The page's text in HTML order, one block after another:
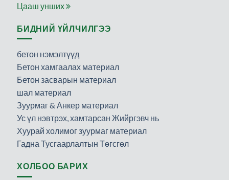
Цааш унших
БИДНИЙ ҮЙЛЧИЛГЭЭ
бетон нэмэлтүүд
Бетон хамгаалах материал
Бетон засварын материал
шал материал
Зуурмаг & Анкер материал
Ус үл нэвтрэх, хамтарсан Жийргэвч нь
Хуурай холимог зуурмаг материал
Гадна Тусгаарлалтын Төгсгөл
ХОЛБОО БАРИХ